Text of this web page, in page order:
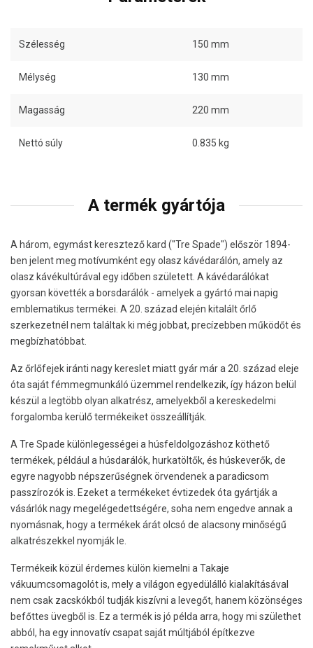
Szélesség 150 mm
Mélység 130 mm
Magasság 220 mm
Nettó súly 0.835 kg
A termék gyártója
A három, egymást keresztező kard ("Tre Spade") először 1894-
ben jelent meg motívumként egy olasz kávédarálón, amely az
olasz kávékultúrával egy időben született. A kávédarálókat
gyorsan követték a borsdarálók - amelyek a gyártó mai napig
emblematikus termékei. A 20. század elején kitalált őrlő
szerkezetnél nem találtak ki még jobbat, precízebben működőt és
megbízhatóbbat.
Az őrlőfejek iránti nagy kereslet miatt gyár már a 20. század eleje
óta saját fémmegmunkáló üzemmel rendelkezik, így házon belül
készül a legtöbb olyan alkatrész, amelyekből a kereskedelmi
forgalomba kerülő termékeiket összeállítják.
A Tre Spade különlegességei a húsfeldolgozáshoz köthető
termékek, például a húsdarálók, hurkatöltők, és húskeverők, de
egyre nagyobb népszerűségnek örvendenek a paradicsom
passzírozók is. Ezeket a termékeket évtizedek óta gyártják a
vásárlók nagy megelégedettségére, soha nem engedve annak a
nyomásnak, hogy a termékek árát olcsó de alacsony minőségű
alkatrészekkel nyomják le.
Termékeik közül érdemes külön kiemelni a Takaje
vákuumcsomagolót is, mely a világon egyedülálló kialakításával
nem csak zacskókból tudják kiszívni a levegőt, hanem közönséges
befőttes üvegből is. Ez a termék is jó példa arra, hogy mi születhet
abból, ha egy innovatív csapat saját múltjából építkezve